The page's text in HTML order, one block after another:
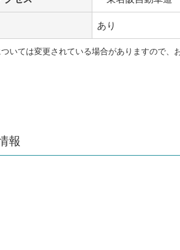
あり
いては変更されている場合がありますので、
報